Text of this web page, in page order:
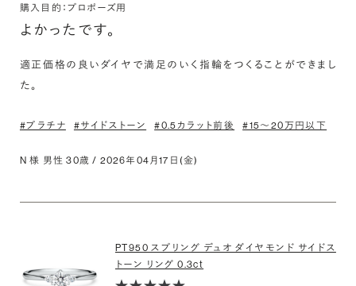
購入目的：プロポーズ用
よかったです。
適正価格の良いダイヤで満足のいく指輪をつくることができまし
た。
#プラチナ #サイドストーン #0.5カラット前後 #15〜20万円以下
N 様 男性 30歳 / 2026年04月17日(金)
PT950 スプリング デュオ ダイヤモンド サイドス
トーン リング 0.3ct